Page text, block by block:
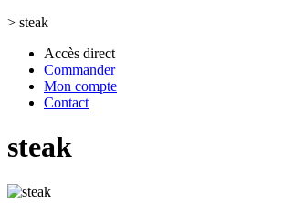
> steak
Accès direct
Commander
Mon compte
Contact
steak